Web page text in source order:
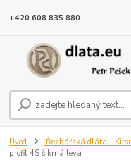
+420 608 835 880
Úvod Řezbářská dláta -
profil 4S šikmá levá